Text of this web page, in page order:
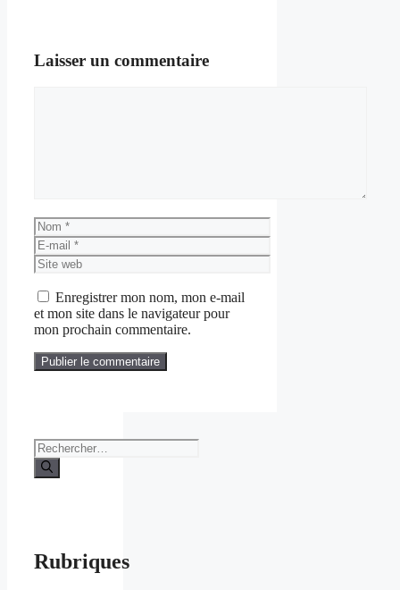
Laisser un commentaire
Nom
E-
mail
Site
web
Enregistrer mon nom, mon e-mail
et mon site dans le navigateur pour
mon prochain commentaire.
Rechercher :
Rubriques